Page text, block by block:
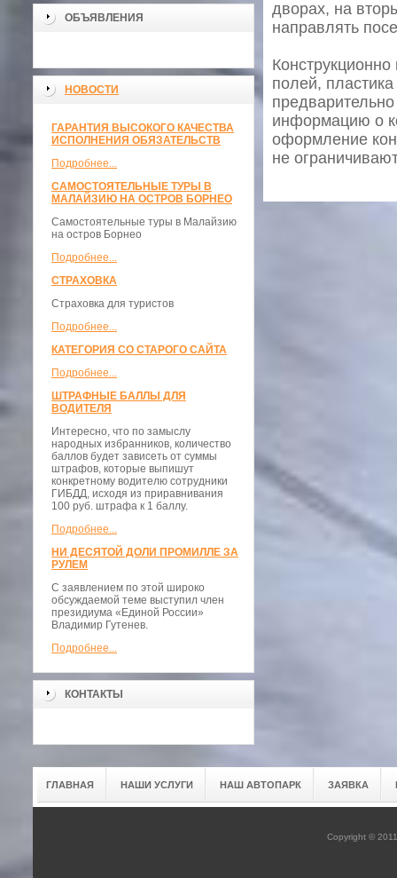
ОБЪЯВЛЕНИЯ
НОВОСТИ
ГАРАНТИЯ ВЫСОКОГО КАЧЕСТВА
ИСПОЛНЕНИЯ ОБЯЗАТЕЛЬСТВ
Подробнее...
САМОСТОЯТЕЛЬНЫЕ ТУРЫ В
МАЛАЙЗИЮ НА ОСТРОВ БОРНЕО
Самостоятельные туры в Малайзию
на остров Борнео
Подробнее...
СТРАХОВКА
Страховка для туристов
Подробнее...
КАТЕГОРИЯ СО СТАРОГО САЙТА
Подробнее...
ШТРАФНЫЕ БАЛЛЫ ДЛЯ
ВОДИТЕЛЯ
Интересно, что по замыслу
народных избранников, количество
баллов будет зависеть от суммы
штрафов, которые выпишут
конкретному водителю сотрудники
ГИБДД, исходя из приравнивания
100 руб. штрафа к 1 баллу.
Подробнее...
НИ ДЕСЯТОЙ ДОЛИ ПРОМИЛЛЕ ЗА
РУЛЕМ
С заявлением по этой широко
обсуждаемой теме выступил член
президиума «Единой России»
Владимир Гутенев.
Подробнее...
КОНТАКТЫ
дворах, на
направлять
полей,
информацию о
оформление
не
ГЛАВНАЯ НАШИ УСЛУГИ НАШ АВТОПАРК ЗАЯВКА
Copyright ©